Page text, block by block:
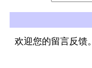
欢迎您的留言反馈。